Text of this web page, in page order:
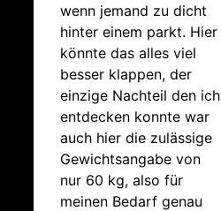
wenn jemand zu dicht
hinter einem parkt. Hier
könnte das alles viel
besser klappen, der
einzige Nachteil den ich
entdecken konnte war
auch hier die zulässige
Gewichtsangabe von
nur 60 kg, also für
meinen Bedarf genau